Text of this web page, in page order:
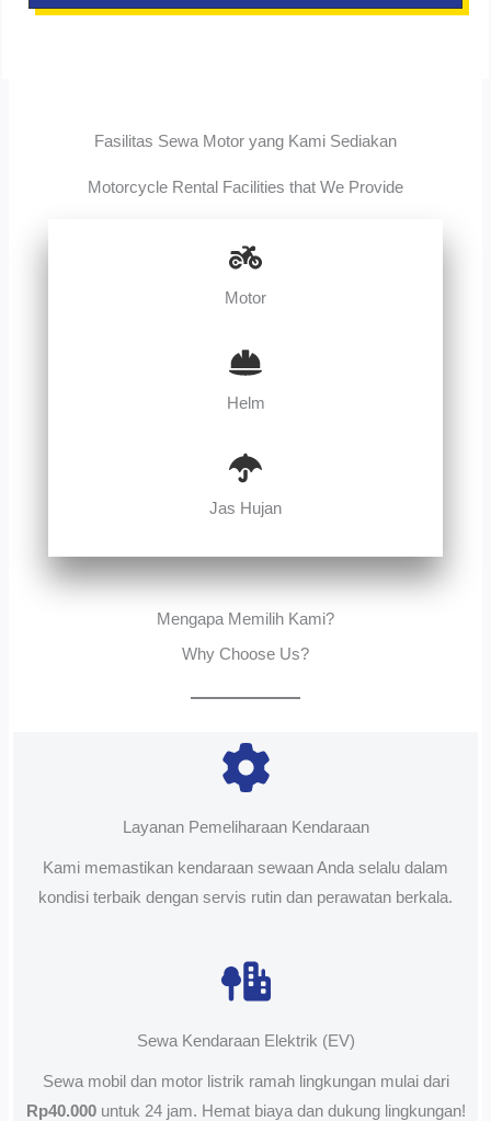
Fasilitas Sewa Motor yang Kami Sediakan
Motorcycle Rental Facilities that We Provide
Motor
Helm
Jas Hujan
Mengapa Memilih Kami?
Why Choose Us?
Layanan Pemeliharaan Kendaraan
Kami memastikan kendaraan sewaan Anda selalu dalam
kondisi terbaik dengan servis rutin dan perawatan berkala.
Sewa Kendaraan Elektrik (EV)
Sewa mobil dan motor listrik ramah lingkungan mulai dari
Rp40.000untuk 24 jam. Hemat biaya dan dukung lingkungan!